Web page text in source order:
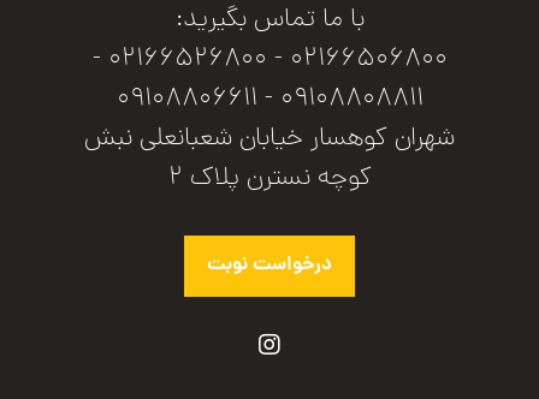
با ما تماس بگیرید:
02166506800 - 02166526800 -
09108808811 - 09108806611
شهران کوهسار خیابان شعبانعلی نبش
کوچه نسترن پلاک ۲
درخواست نوبت